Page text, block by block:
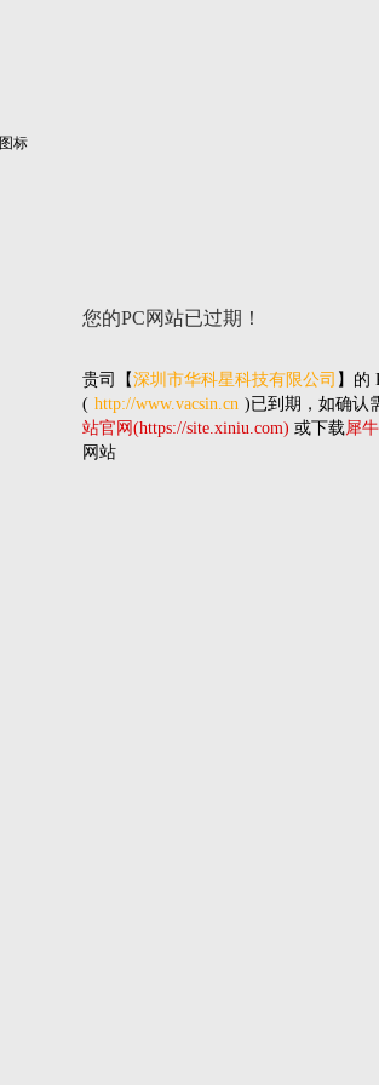
您的PC网站已过期！
贵司 【深圳市华科星科技有限公司 】的
( http://www.vacsin.cn )已到期，如确认
站官网(https://site.xiniu.com) 或下载犀
网站